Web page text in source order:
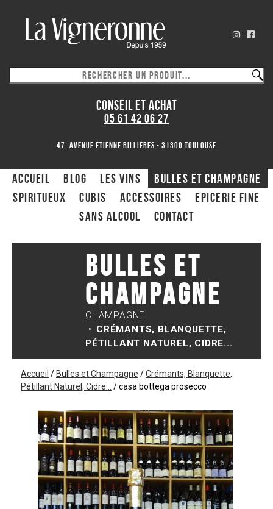
CONSEIL ET ACHAT
05 61 42 06 27
47, avenue Étienne Billières - 31300 toulouse
ACCUEIL Blog Les Vins
Bulles et Champagne
Spiritueux
CUBIS ACCESSOIRES
Epicerie fine
Sans alcool
Contact
Bulles et
Champagne
CHAMPAGNE
CRÉMANTS, BLANQUETTE,
PÉTILLANT NATUREL, CIDRE...
Accueil /Bulles et Champagne /Crémants, Blanquette,
Pétillant Naturel, Cidre...
/casa bottega prosecco